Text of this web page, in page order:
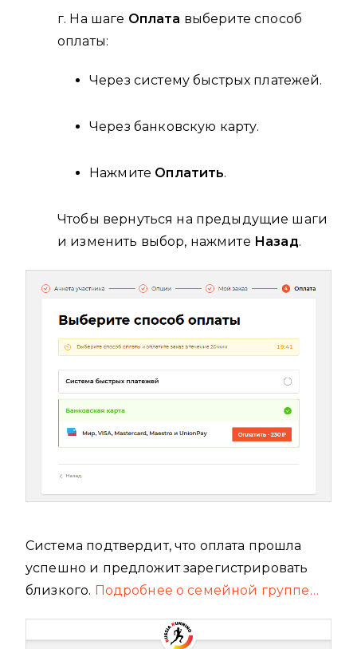
г. На шаге Оплата выберите способ
оплаты:
Через систему быстрых платежей.
Через банковскую карту.
Нажмите Оплатить.
Чтобы вернуться на предыдущие шаги
и изменить выбор, нажмите Назад.
Система подтвердит, что оплата прошла
успешно и предложит зарегистрировать
близкого. Подробнее о семейной группе…